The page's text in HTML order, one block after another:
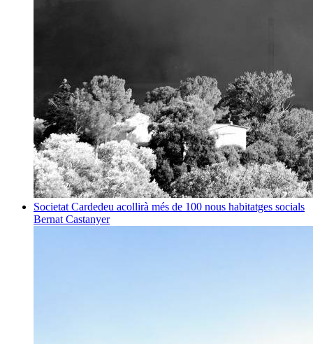
Societat Cardedeu acollirà més de 100 nous habitatges socials
Bernat Castanyer